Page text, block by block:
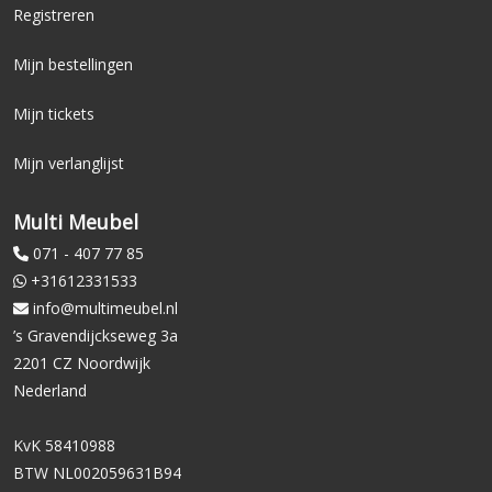
Registreren
Mijn bestellingen
Mijn tickets
Mijn verlanglijst
Multi Meubel
071 - 407 77 85
+31612331533
info@multimeubel.nl
’s Gravendijckseweg 3a
2201 CZ Noordwijk
Nederland
KvK 58410988
BTW NL002059631B94